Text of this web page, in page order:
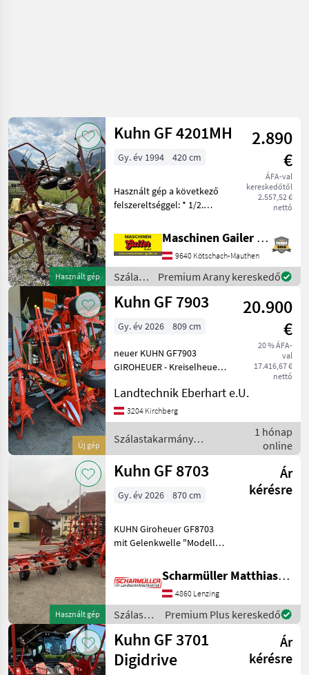
Használt gép
Kuhn GF 4201MH
2.890
€
ÁFA-val
kereskedőtől
2.557,52 €
nettó
Gy. év 1994 420 cm
Használt gép a következő
felszereltséggel: * 1/2.
Csuklós tengely
csúszókuplunggal *
Egyszeres működésű
hidraulikus emelés * 4
forgótányér,
Maschinen Gailer GmbH
9640 Kötschach-Mauthen
Szálastakarmány
betakarítók
/ Kuhn
Premium Arany kereskedő
Új gép
Kuhn GF 7903
20.900
€
20 % ÁFA-
val
17.416,67 €
nettó
Gy. év 2026 809 cm
neuer KUHN GF7903
GIROHEUER - Kreiselheuer
Kreisel mit je 5
Zinkenarmen
Dreipunktanbau Kat. 2 inkl.
Gelenkwelle inkl.
Landtechnik Eberhart e.U.
3204 Kirchberg
Szálastakarmány
betakarítók / Kuhn
1 hónap
online
Használt gép
Kuhn GF 8703
Ár
kérésre
Gy. év 2026 870 cm
KUHN Giroheuer GF8703
mit Gelenkwelle "Modell
Schräglaufeinrichtung -
vorderes Stützrad - 8
Kreisel "OPTITEDD" - HLC
Kreis
Scharmüller Matthias Landtechnik
4860 Lenzing
Szálastakarmány
betakarítók
/ Kuhn
Premium Plus kereskedő
Kuhn GF 3701
Digidrive
Ár
kérésre